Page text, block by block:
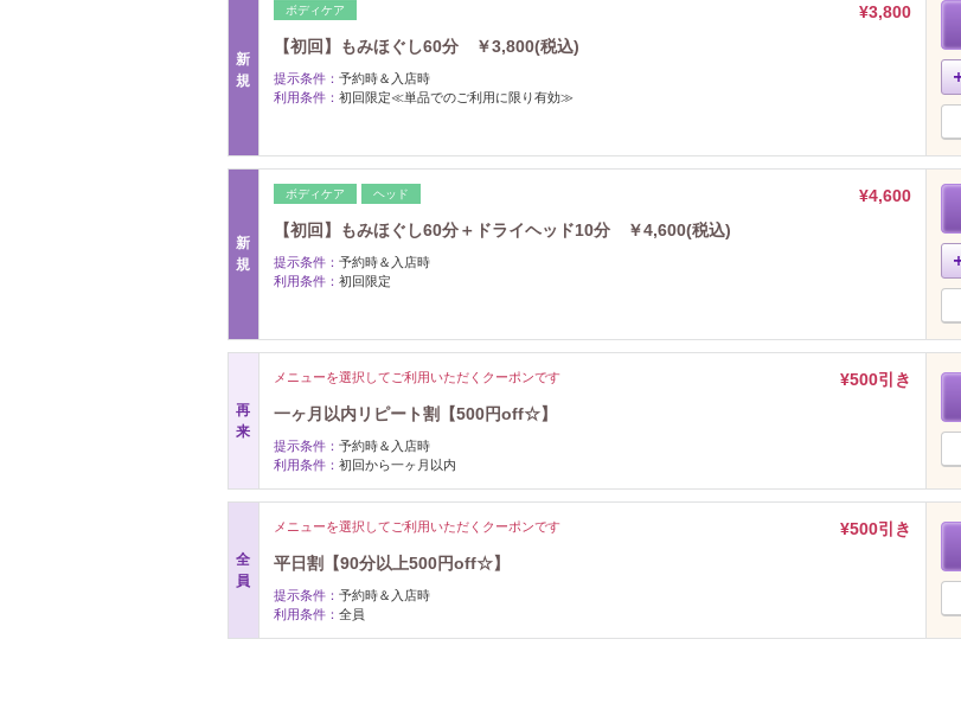
新
規
ボディケア
¥3,800
【初回】もみほぐし60分 ￥3,800(税込)
提示条件： 予約時＆入店時
利用条件： 初回限定≪単品でのご利用に限り有効≫
新
規
ボディケア ヘッド
¥4,600
【初回】もみほぐし60分＋ドライヘッド10分 ￥4,600(税込)
提示条件： 予約時＆入店時
利用条件： 初回限定
再
来
メニューを選択してご利用いただくクーポンです
¥500引き
一ヶ月以内リピート割【500円off☆】
提示条件： 予約時＆入店時
利用条件： 初回から一ヶ月以内
全
員
メニューを選択してご利用いただくクーポンです
¥500引き
平日割【90分以上500円off☆】
提示条件： 予約時＆入店時
利用条件： 全員